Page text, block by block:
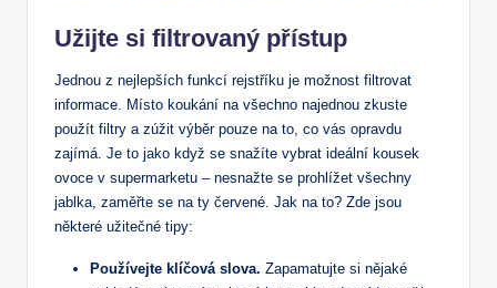
Užijte si ‌filtrovaný přístup
Jednou z nejlepších funkcí‍ rejstříku⁢ je možnost filtrovat
informace. Místo koukání na všechno ⁣najednou⁣ zkuste
použít filtry a ⁣zúžit výběr pouze na to, co vás opravdu
zajímá. Je to jako ⁣když se snažíte vybrat ideální kousek
ovoce ‌v supermarketu –⁢ nesnažte se prohlížet všechny
jablka, zaměřte se na⁣ ty ⁣červené.​ Jak na ‍to? Zde​ jsou
⁣některé ‌užitečné tipy:
Používejte klíčová slova. Zapamatujte ⁣si nějaké⁣